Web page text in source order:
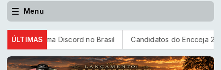
Menu
ÚLTIMAS
a plataforma Discord no Brasil Candidatos do Encceja